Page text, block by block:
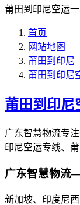
莆田到印尼空运
首页
网站地图
莆田到印尼
莆田到印尼
莆田到印尼
广东智慧物流专
印尼空运专线、
广东智慧物流
新加坡、印度尼